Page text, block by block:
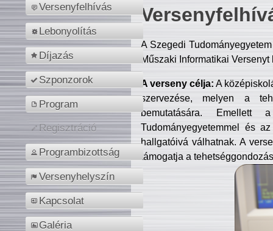
Versenyfelhívás
Lebonyolítás
Díjazás
Szponzorok
Program
Regisztráció
Programbizottság
Versenyhelyszín
Kapcsolat
Galéria
A Szegedi
Műszaki Informatikai
A verseny célja: A
szervezése, melyen a
bemutatására. Emellett
Tudományegyetemmel és
hallgatóivá válhatnak. A
támogatja a